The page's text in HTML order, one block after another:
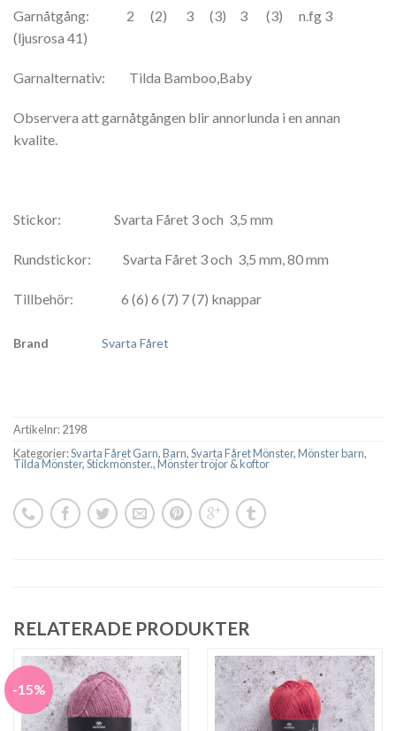
Garnåtgång: 2 (2) 3 (3) 3 (3) n.fg 3
(ljusrosa 41)
Garnalternativ: Tilda Bamboo,Baby
Observera att garnåtgången blir annorlunda i en annan
kvalite.
Stickor: Svarta Fåret 3 och 3,5 mm
Rundstickor: Svarta Fåret 3 och 3,5 mm, 80 mm
Tillbehör: 6 (6) 6 (7) 7 (7) knappar
Brand Svarta Fåret
Artikelnr:2198
Kategorier:Svarta Fåret Garn,Barn,Svarta Fåret Mönster,Mönster barn,
Tilda Mönster,Stickmönster.,Mönster tröjor & koftor
RELATERADE PRODUKTER
-15%